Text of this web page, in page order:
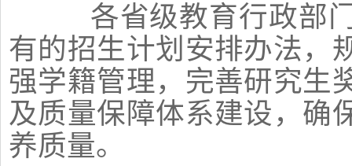
各省级教育行政部门
有的招生计划安排办法，
强学籍管理，完善研究生
及质量保障体系建设，确
养质量。